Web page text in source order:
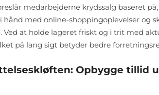
medarbejderne krydssalg baseret
med online-shoppingoplevelser og
Ved at holde lageret friskt og i trit med
på lang sigt betyder bedre
Opbygge tillid